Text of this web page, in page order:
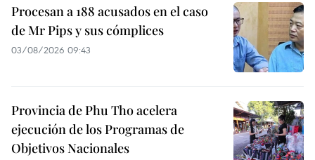
Procesan a 188 acusados en el caso
de Mr Pips y sus cómplices
03/08/2026 09:43
Provincia de Phu Tho acelera
ejecución de los Programas de
Objetivos Nacionales